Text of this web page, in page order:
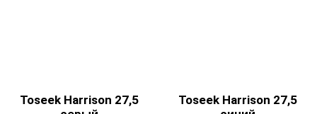
Toseek Harrison 27,5
Toseek Harrison 27,5